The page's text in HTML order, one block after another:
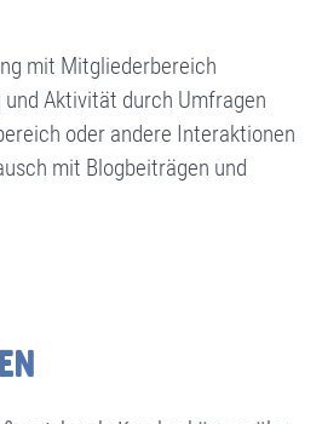
mit Mitgliederbereich
Aktivität durch Umfragen
oder andere Interaktionen
mit Blogbeiträgen und